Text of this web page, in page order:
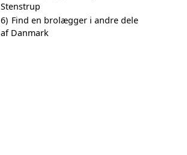
Stenstrup
6) Find en brolægger i andre dele
af Danmark